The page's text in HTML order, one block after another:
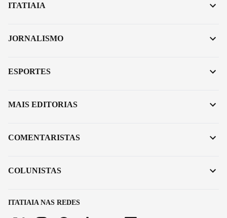
ITATIAIA NAS REDES
ITATIAIA
JORNALISMO
ESPORTES
MAIS EDITORIAS
COMENTARISTAS
COLUNISTAS